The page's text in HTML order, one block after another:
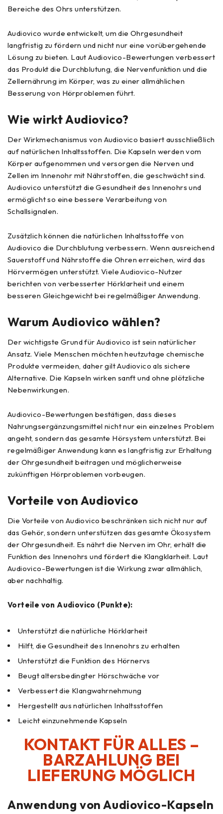
Bereiche des Ohrs unterstützen.
Audiovico wurde entwickelt, um die Ohrgesundheit
langfristig zu fördern und nicht nur eine vorübergehende
Lösung zu bieten. Laut Audiovico-Bewertungen verbessert
das Produkt die Durchblutung, die Nervenfunktion und die
Zellernährung im Körper, was zu einer allmählichen
Besserung von Hörproblemen führt.
Wie wirkt Audiovico?
Der Wirkmechanismus von Audiovico basiert ausschließlich
auf natürlichen Inhaltsstoffen. Die Kapseln werden vom
Körper aufgenommen und versorgen die Nerven und
Zellen im Innenohr mit Nährstoffen, die geschwächt sind.
Audiovico unterstützt die Gesundheit des Innenohrs und
ermöglicht so eine bessere Verarbeitung von
Schallsignalen.
Zusätzlich können die natürlichen Inhaltsstoffe von
Audiovico die Durchblutung verbessern. Wenn ausreichend
Sauerstoff und Nährstoffe die Ohren erreichen, wird das
Hörvermögen unterstützt. Viele Audiovico-Nutzer
berichten von verbesserter Hörklarheit und einem
besseren Gleichgewicht bei regelmäßiger Anwendung.
Warum Audiovico wählen?
Der wichtigste Grund für Audiovico ist sein natürlicher
Ansatz. Viele Menschen möchten heutzutage chemische
Produkte vermeiden, daher gilt Audiovico als sichere
Alternative. Die Kapseln wirken sanft und ohne plötzliche
Nebenwirkungen.
Audiovico-Bewertungen bestätigen, dass dieses
Nahrungsergänzungsmittel nicht nur ein einzelnes Problem
angeht, sondern das gesamte Hörsystem unterstützt. Bei
regelmäßiger Anwendung kann es langfristig zur Erhaltung
der Ohrgesundheit beitragen und möglicherweise
zukünftigen Hörproblemen vorbeugen.
Vorteile von Audiovico
Die Vorteile von Audiovico beschränken sich nicht nur auf
das Gehör, sondern unterstützen das gesamte Ökosystem
der Ohrgesundheit. Es nährt die Nerven im Ohr, erhält die
Funktion des Innenohrs und fördert die Klangklarheit. Laut
Audiovico-Bewertungen ist die Wirkung zwar allmählich,
aber nachhaltig.
Vorteile von Audiovico (Punkte):
Unterstützt die natürliche Hörklarheit
Hilft, die Gesundheit des Innenohrs zu erhalten
Unterstützt die Funktion des Hörnervs
Beugt altersbedingter Hörschwäche vor
Verbessert die Klangwahrnehmung
Hergestellt aus natürlichen Inhaltsstoffen
Leicht einzunehmende Kapseln
KONTAKT FÜR ALLES –
BARZAHLUNG BEI
LIEFERUNG MÖGLICH
Anwendung von Audiovico-Kapseln